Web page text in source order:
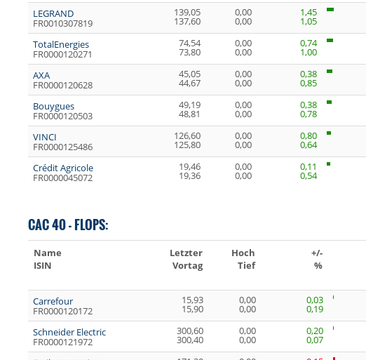
LEGRAND
FR0010307819
139,05
137,60
0,00
0,00
1,45
1,05
TotalEnergies
FR0000120271
74,54
73,80
0,00
0,00
0,74
1,00
AXA
FR0000120628
45,05
44,67
0,00
0,00
0,38
0,85
Bouygues
FR0000120503
49,19
48,81
0,00
0,00
0,38
0,78
VINCI
FR0000125486
126,60
125,80
0,00
0,00
0,80
0,64
Crédit Agricole
FR0000045072
19,46
19,36
0,00
0,00
0,11
0,54
CAC 40 - FLOPS:
Name
ISIN
Letzter
Vortag
Hoch
Tief
+/-
%
Carrefour
FR0000120172
15,93
15,90
0,00
0,00
0,03
0,19
Schneider Electric
FR0000121972
300,60
300,40
0,00
0,00
0,20
0,07